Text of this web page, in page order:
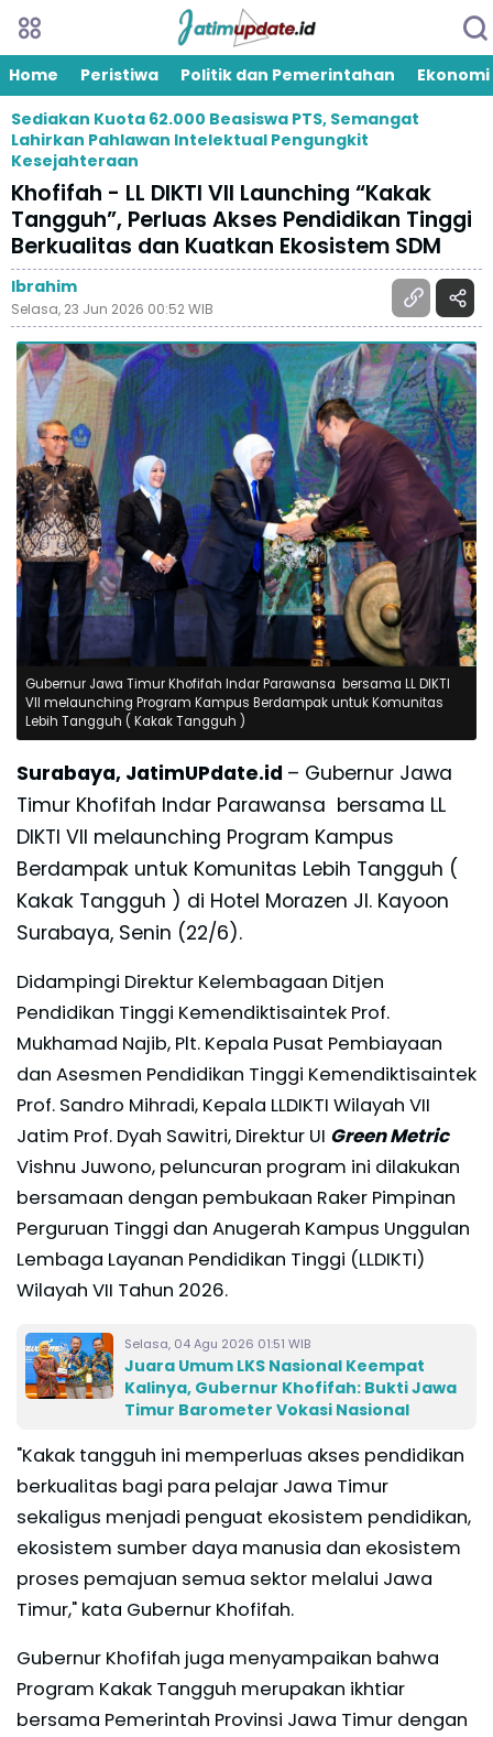
Home Peristiwa Politik dan Pemerintahan
Ekonomi
Sediakan Kuota 62.000 Beasiswa PTS, Semangat
Lahirkan Pahlawan Intelektual Pengungkit
Kesejahteraan
Khofifah - LL DIKTI VII Launching “Kakak
Tangguh”, Perluas Akses Pendidikan Tinggi
Berkualitas dan Kuatkan Ekosistem SDM
Ibrahim
Selasa, 23 Jun 2026 00:52 WIB
Gubernur Jawa Timur Khofifah Indar Parawansa bersama LL DIKTI
VII melaunching Program Kampus Berdampak untuk Komunitas
Lebih Tangguh ( Kakak Tangguh )
Surabaya, JatimUPdate.id – Gubernur Jawa
Timur Khofifah Indar Parawansa bersama LL
DIKTI VII melaunching Program Kampus
Berdampak untuk Komunitas Lebih Tangguh (
Kakak Tangguh ) di Hotel Morazen Jl. Kayoon
Surabaya, Senin (22/6).
Didampingi Direktur Kelembagaan Ditjen
Pendidikan Tinggi Kemendiktisaintek Prof.
Mukhamad Najib, Plt. Kepala Pusat Pembiayaan
dan Asesmen Pendidikan Tinggi Kemendiktisaintek
Prof. Sandro Mihradi, Kepala LLDIKTI Wilayah VII
Jatim Prof. Dyah Sawitri, Direktur UI Green Metric
Vishnu Juwono, peluncuran program ini dilakukan
bersamaan dengan pembukaan Raker Pimpinan
Perguruan Tinggi dan Anugerah Kampus Unggulan
Lembaga Layanan Pendidikan Tinggi (LLDIKTI)
Wilayah VII Tahun 2026.
Selasa, 04 Agu 2026 01:51 WIB
Juara Umum LKS Nasional Keempat
Kalinya, Gubernur Khofifah: Bukti Jawa
Timur Barometer Vokasi Nasional
"Kakak tangguh ini memperluas akses pendidikan
berkualitas bagi para pelajar Jawa Timur
sekaligus menjadi penguat ekosistem pendidikan,
ekosistem sumber daya manusia dan ekosistem
proses pemajuan semua sektor melalui Jawa
Timur," kata Gubernur Khofifah.
Gubernur Khofifah juga menyampaikan bahwa
Program Kakak Tangguh merupakan ikhtiar
bersama Pemerintah Provinsi Jawa Timur dengan